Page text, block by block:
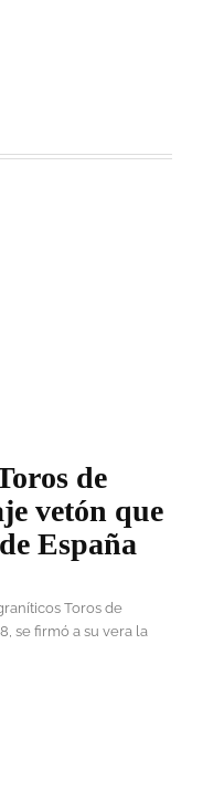
de
vetón que
España
se firmó a su vera la